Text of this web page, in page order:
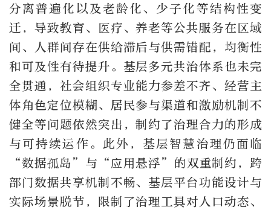
分离普遍化以及老龄化、少子化等结构性变
迁，导致教育、医疗、养老等公共服务在区域
间、人群间存在供给滞后与供需错配，均衡性
和可及性有待提升。基层多元共治体系也未完
全贯通，社会组织专业能力参差不齐、经营主
体角色定位模糊、居民参与渠道和激励机制不
健全等问题依然突出，制约了治理合力的形成
与可持续运作。此外，基层智慧治理仍面临
“数据孤岛”与“应用悬浮”的双重制约，跨
部门数据共享机制不畅、基层平台功能设计与
实际场景脱节，限制了治理工具对人口动态、